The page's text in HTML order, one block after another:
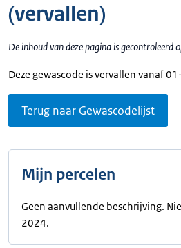
(vervallen)
De inhoud van deze pagina is gecontroleerd
Deze gewascode is vervallen vanaf
Terug naar Gewascodelijst
Mijn percelen
Geen aanvullende beschrijving.
2024.